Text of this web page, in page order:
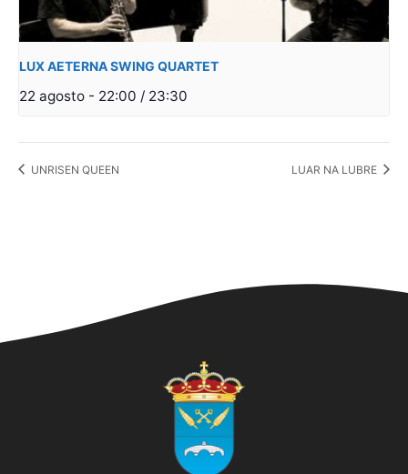
LUX AETERNA SWING QUARTET
22 agosto - 22:00 / 23:30
UNRISEN QUEEN LUAR NA LUBRE